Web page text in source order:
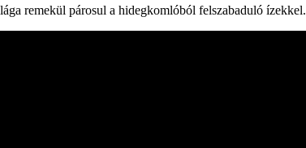
remekül párosul a hidegkomlóból felszabaduló ízekkel.